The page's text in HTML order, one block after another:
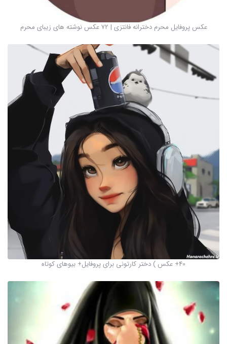
عکس پروفایل محرم دخترانه فانتزی | 72 عکس نوشته های زیبای محرم
40+ عکس ) دختر کارتونی برای پروفایل+ بیوهای کوتاه